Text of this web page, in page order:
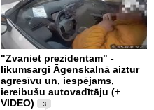
"Zvaniet prezidentam" -
likumsargi Āgenskalnā aiztur
agresīvu un, iespējams,
iereibušu autovadītāju (+
VIDEO)
3